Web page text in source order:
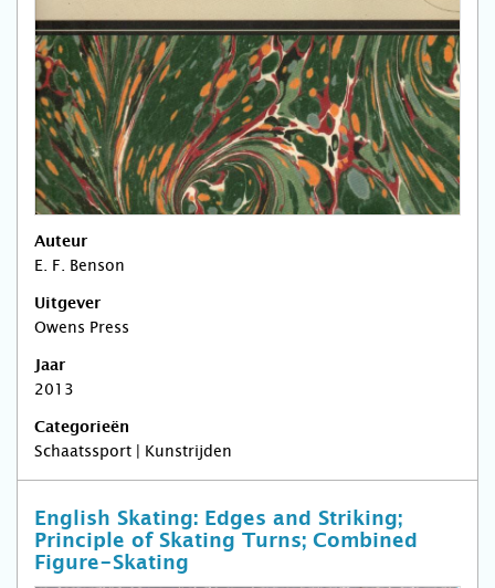
Auteur
E. F. Benson
Uitgever
Owens Press
Jaar
2013
Categorieën
Schaatssport | Kunstrijden
English Skating: Edges and Striking;
Principle of Skating Turns; Combined
Figure-Skating